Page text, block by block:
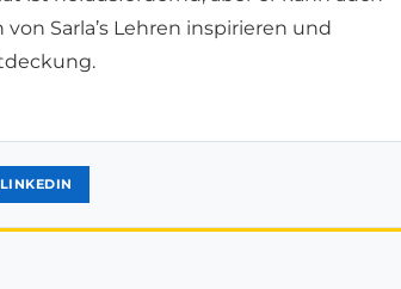
Sarla’s Lehren inspirieren und
LINKEDIN